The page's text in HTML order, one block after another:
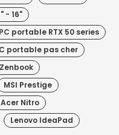
- 16"
PC portable RTX 50 series
portable pas cher
MSI Prestige
Acer Nitro
Lenovo IdeaPad